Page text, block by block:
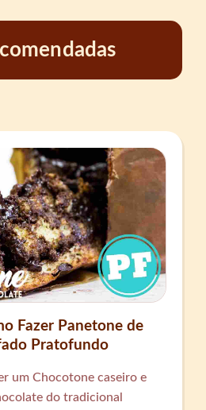
Fazer Panetone de
Pratofundo
um Chocotone caseiro e
do tradicional